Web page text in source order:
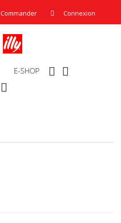
Commander Connexion
 
E-SHOP
